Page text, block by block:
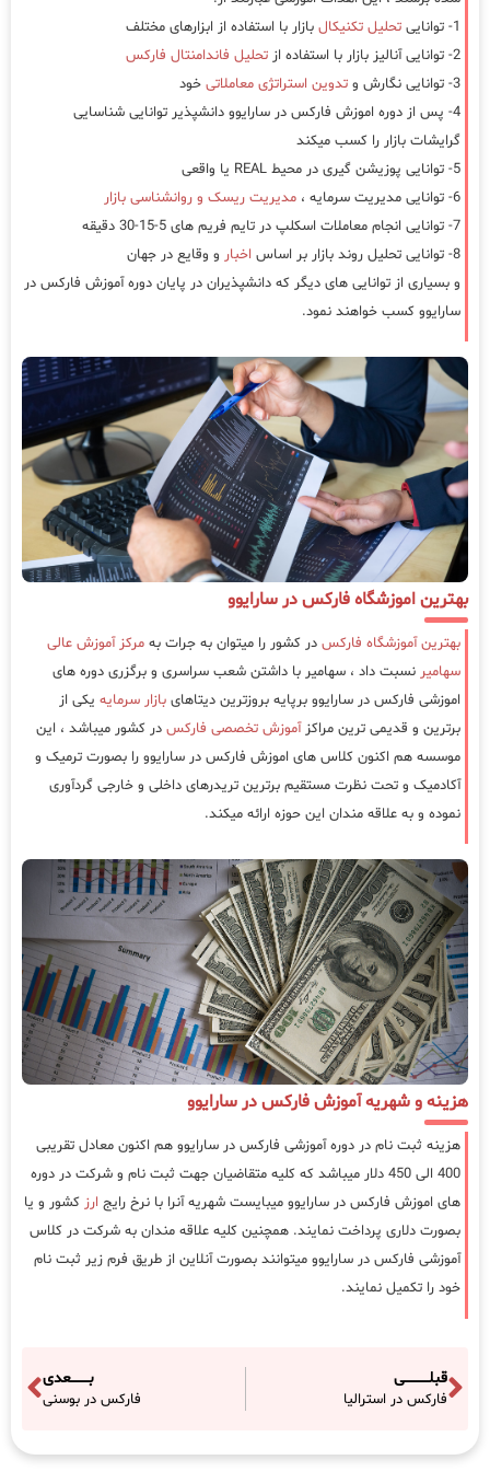
1- توانایی
تحلیل تکنیکال بازار با استفاده از ابزارهای مختلف
2- توانایی آنالیز بازار با استفاده از
تحلیل فاندامنتال فارکس
3- توانایی نگارش و
تدوین استراتژی معاملاتی خود
4- پس از دوره اموزش فارکس در سارایوو دانشپذیر توانایی شناسایی
گرایشات بازار را کسب میکند
5- توانایی پوزیشن گیری در محیط REAL یا واقعی
6- توانایی مدیریت سرمایه ،
مدیریت ریسک و روانشناسی بازار
7- توانایی انجام معاملات اسکلپ در تایم فریم های 5-15-30 دقیقه
8- توانایی تحلیل روند بازار بر اساس
اخبار و وقایع در جهان
و بسیاری از توانایی های دیگر که دانشپذیران در پایان دوره آموزش فارکس در
سارایوو کسب خواهند نمود.
بهترین اموزشگاه فارکس در سارایوو
بهترین آموزشگاه فارکس در کشور را میتوان به جرات به مرکز آموزش عالی
سهامیر نسبت داد ، سهامیر با داشتن شعب سراسری و برگزری دوره های
اموزشی فارکس در سارایوو برپایه بروزترین دیتاهای بازار سرمایه یکی از
برترین و قدیمی ترین مراکزآموزش تخصصی فارکس در کشور میباشد ، این
موسسه هم اکنون کلاس های اموزش فارکس در سارایوو را بصورت ترمیک و
آکادمیک و تحت نظرت مستقیم برترین تریدرهای داخلی و خارجی گردآوری
نموده و به علاقه مندان این حوزه ارائه میکند.
هزینه و شهریه آموزش فارکس در سارایوو
هزینه ثبت نام در دوره آموزشی فارکس در سارایوو هم اکنون معادل تقریبی
400 الی 450 دلار میباشد که کلیه متقاضیان جهت ثبت نام و شرکت در دوره
های اموزش فارکس در سارایوو میبایست شهریه آنرا با نرخ رایج ارز کشور و یا
بصورت دلاری پرداخت نمایند. همچنین کلیه علاقه مندان به شرکت در کلاس
آموزشی فارکس در سارایوو میتوانند بصورت آنلاین از طریق فرم زیر ثبت نام
خود را تکمیل نمایند.
قبلـــــــــــی
فارکس در استرالیا
بــــــــعدی
فارکس در بوسنی